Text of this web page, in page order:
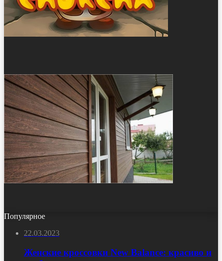
Популярное
22.03.2023
Женские кроссовки New Balance: красиво и